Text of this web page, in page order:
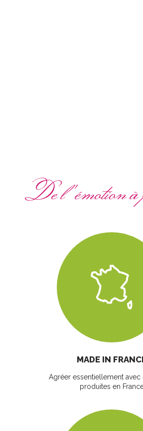
De l'émotion à
MADE IN
Agréer essentiellement avec
produites en